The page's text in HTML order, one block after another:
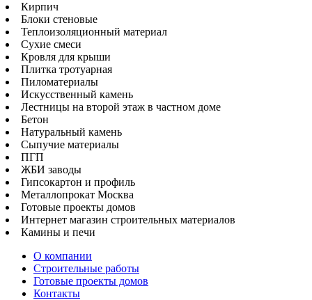
Кирпич
Блоки стеновые
Теплоизоляционный материал
Сухие смеси
Кровля для крыши
Плитка тротуарная
Пиломатериалы
Искусственный камень
Лестницы на второй этаж в частном доме
Бетон
Натуральный камень
Сыпучие материалы
ПГП
ЖБИ заводы
Гипсокартон и профиль
Металлопрокат Москва
Готовые проекты домов
Интернет магазин строительных материалов
Камины и печи
О компании
Строительные работы
Готовые проекты домов
Контакты